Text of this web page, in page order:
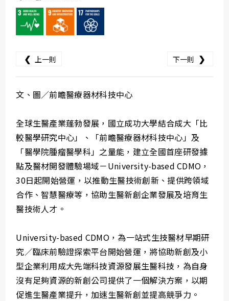
❮ 上一則 下一則 ❯
文、圖／前瞻醫療器材科技中心
全球生醫產業蓬勃發展，國立成功大學結合成大「比
較醫學研究中心」、「前瞻醫療器材科技中心」及
「醫學院腫瘤醫學科」之量能，建立全國首座研發據
點及醫材開發體驗場域－University-based CDMO，
30日起開始營運，以推動生醫技術創新、提供跨領域
合作、智慧醫療等，協助生醫新創企業發展及培育生
醫技術人才。
University-based CDMO，為一站式生技醫材早期研
究／臨床前驗證探索平台開始營運，將協助新創及小
型企業利用成大先端科技資源發展生醫科技，為自身
沒有足夠資源的新創公司提供了一個解決方案，以期
促進生醫產業提升，加速生醫新創並提高競爭力。